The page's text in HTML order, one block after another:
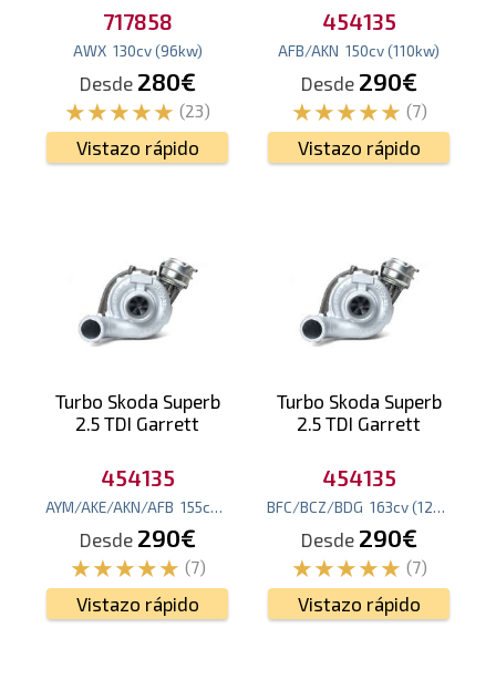
717858
AWX 130cv (96kw)
Desde 280€
(23)
Vistazo rápido
454135
AFB/AKN 150cv(110kw)
Desde 290€
(7)
Vistazo rápido
Turbo Skoda Superb
2.5 TDI Garrett
454135
AYM/AKE/AKN/AFB 155cv kw)
Desde 290€
(7)
Vistazo rápido
Turbo Skoda Superb
2.5 TDI Garrett
454135
BFC/BCZ/BDG 163cv(120 kw
Desde 290€
(7)
Vistazo rápido